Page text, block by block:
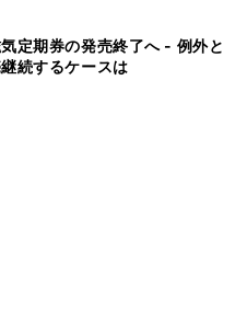
定期券の発売終了へ - 例外と
続するケースは